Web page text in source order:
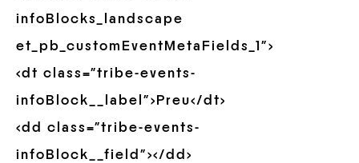
infoBlocks_landscape
et_pb_customEventMetaFields_1″>
<dt class=”tribe-events-
infoBlock__label”>Preu</dt>
<dd class=”tribe-events-
infoBlock__field”></dd>